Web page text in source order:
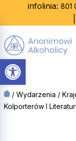
Otwórz pasek narzędzi
infolinia: 801
/ Wydarzenia /
Kolporterów I